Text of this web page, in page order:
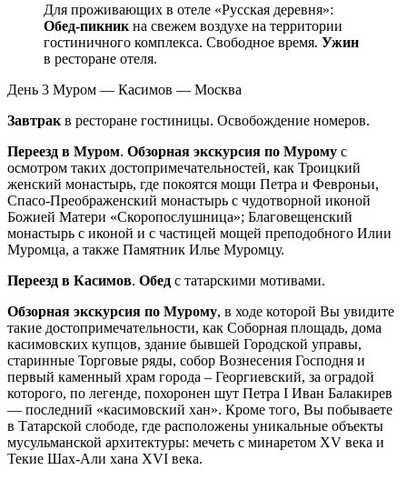
Для проживающих в отеле «Русская деревня»:
Обед-пикник на свежем воздухе на территории
гостиничного комплекса. Свободное время. Ужин
в ресторане отеля.
День 3 Муром — Касимов — Москва
Завтрак в ресторане гостиницы. Освобождение номеров.
Переезд в Муром. Обзорная экскурсия по Мурому с
осмотром таких достопримечательностей, как Троицкий
женский монастырь, где покоятся мощи Петра и Февроньи,
Спасо-Преображенский монастырь с чудотворной иконой
Божией Матери «Скоропослушница»; Благовещенский
монастырь с иконой и с частицей мощей преподобного Илии
Муромца, а также Памятник Илье Муромцу.
Переезд в Касимов. Обед с татарскими мотивами.
Обзорная экскурсия по Мурому, в ходе которой Вы увидите
такие достопримечательности, как Соборная площадь, дома
касимовских купцов, здание бывшей Городской управы,
старинные Торговые ряды, собор Вознесения Господня и
первый каменный храм города – Георгиевский, за оградой
которого, по легенде, похоронен шут Петра I Иван Балакирев
— последний «касимовский хан». Кроме того, Вы побываете
в Татарской слободе, где расположены уникальные объекты
мусульманской архитектуры: мечеть с минаретом XV века и
Текие Шах-Али хана XVI века.